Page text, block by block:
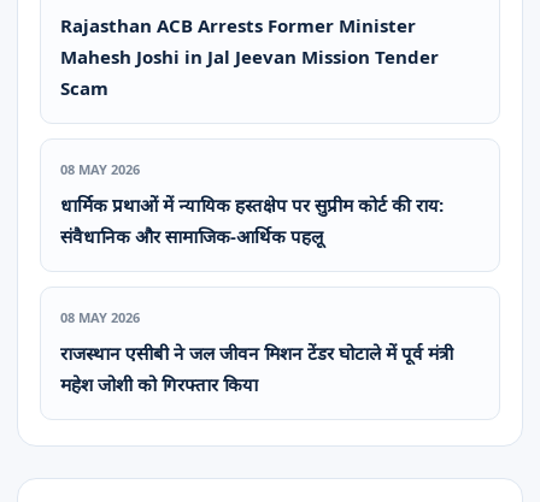
Rajasthan ACB Arrests Former Minister
Mahesh Joshi in Jal Jeevan Mission Tender
Scam
08 MAY 2026
धार्मिक प्रथाओं में न्यायिक हस्तक्षेप पर सुप्रीम कोर्ट की राय:
संवैधानिक और सामाजिक-आर्थिक पहलू
08 MAY 2026
राजस्थान एसीबी ने जल जीवन मिशन टेंडर घोटाले में पूर्व मंत्री
महेश जोशी को गिरफ्तार किया